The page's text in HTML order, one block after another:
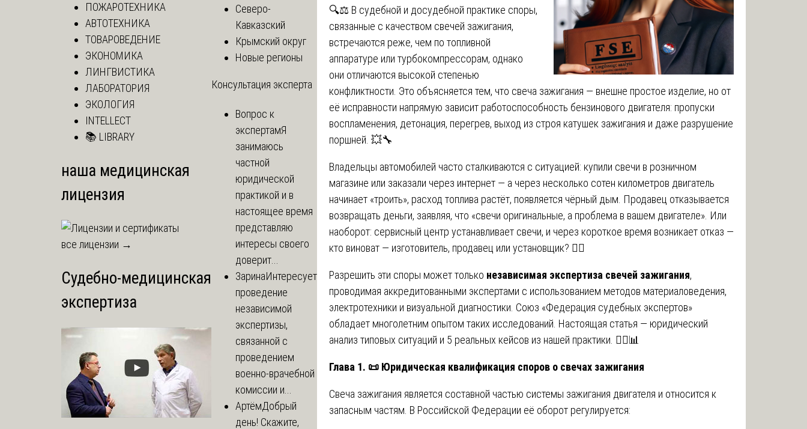
🔍⚖️ В судебной и досудебной практике споры,
связанные с качеством свечей зажигания,
встречаются реже, чем по топливной
аппаратуре или турбокомпрессорам, однако
они отличаются высокой степенью
конфликтности. Это объясняется тем, что свеча зажигания — внешне простое изделие, но от
её исправности напрямую зависит работоспособность бензинового двигателя: пропуски
воспламенения, детонация, перегрев, выход из строя катушек зажигания и даже разрушение
поршней. 💥🔧
Владельцы автомобилей часто сталкиваются с ситуацией: купили свечи в розничном
магазине или заказали через интернет — а через несколько сотен километров двигатель
начинает «троить», расход топлива растёт, появляется чёрный дым. Продавец отказывается
возвращать деньги, заявляя, что «свечи оригинальные, а проблема в вашем двигателе». Или
наоборот: сервисный центр устанавливает свечи, и через короткое время возникает отказ —
кто виноват — изготовитель, продавец или установщик? 🤷‍♂️
Разрешить эти споры может только независимая экспертиза свечей зажигания,
проводимая аккредитованными экспертами с использованием методов материаловедения,
электротехники и визуальной диагностики. Союз «Федерация судебных экспертов»
обладает многолетним опытом таких исследований. Настоящая статья — юридический
анализ типовых ситуаций и 5 реальных кейсов из нашей практики. 🧑‍⚖️📊
Глава 1. 📜 Юридическая квалификация споров о свечах зажигания
Свеча зажигания является составной частью системы зажигания двигателя и относится к
запасным частям. В Российской Федерации её оборот регулируется:
ПОЖАРОТЕХНИКА
АВТОТЕХНИКА
ТОВАРОВЕДЕНИЕ
ЭКОНОМИКА
ЛИНГВИСТИКА
ЛАБОРАТОРИЯ
ЭКОЛОГИЯ
INTELLECT
📚 LIBRARY
наша медицинская
лицензия
все лицензии →
Судебно-медицинская
экспертиза
Северо-
Кавказский
Крымский округ
Новые регионы
Консультация эксперта
Вопрос к
экспертамЯ
занимаюсь
частной
юридической
практикой и в
настоящее время
представляю
интересы своего
доверит...
ЗаринаИнтересует
проведение
независимой
экспертизы,
связанной с
проведением
военно-врачебной
комиссии и...
АртёмДобрый
день! Скажите,